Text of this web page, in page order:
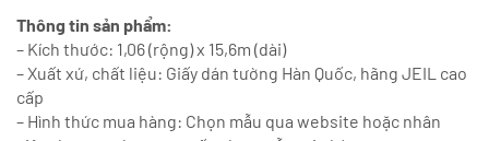
Thông tin sản phẩm:
– Kích thước: 1,06 (rộng) x 15,6m (dài)
– Xuất xứ, chất liệu: Giấy dán tường Hàn Quốc, hãng JEIL cao
cấp
– Hình thức mua hàng: Chọn mẫu qua website hoặc nhân